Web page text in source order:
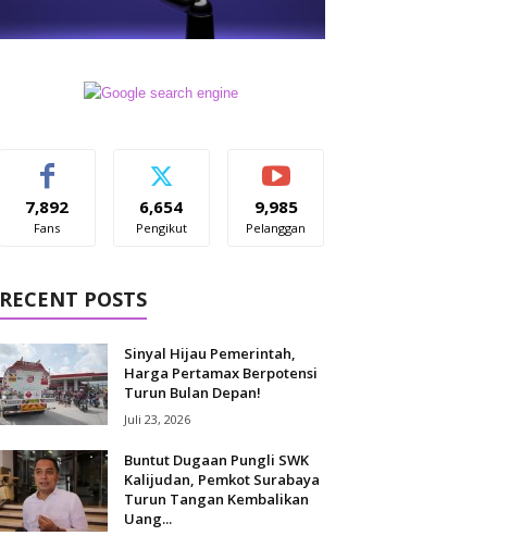
7,892
Fans
6,654
Pengikut
9,985
Pelanggan
RECENT POSTS
Sinyal Hijau Pemerintah,
Harga Pertamax Berpotensi
Turun Bulan Depan!
Juli 23, 2026
Buntut Dugaan Pungli SWK
Kalijudan, Pemkot Surabaya
Turun Tangan Kembalikan
Uang...